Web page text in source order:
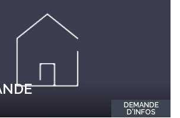
DEMANDE
D'INFOS